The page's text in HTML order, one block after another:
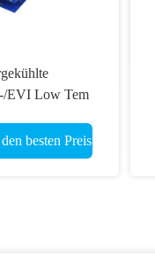
EVI Low Tem
ISObesten Preis